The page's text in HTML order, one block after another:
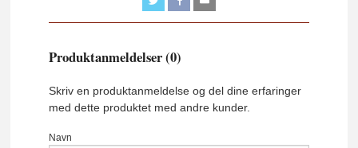
Produktanmeldelser (0)
Skriv en produktanmeldelse og del dine erfaringer
med dette produktet med andre kunder.
Navn